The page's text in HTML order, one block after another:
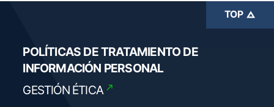
POLÍTICAS DE TRATAMIENTO DE
INFORMACIÓN PERSONAL
GESTIÓN ÉTICA
TOP